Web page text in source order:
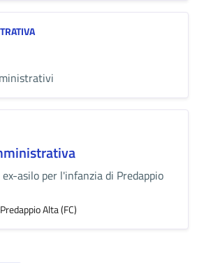
asilo per l'infanzia di Predappio
Alta (FC)